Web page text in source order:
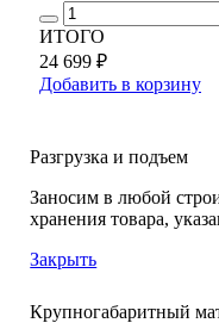
ИТОГО
24 699 ₽
Добавить в корзину
Разгрузка и подъем
Заносим в любой
хранения товара,
Закрыть
Крупногабаритный